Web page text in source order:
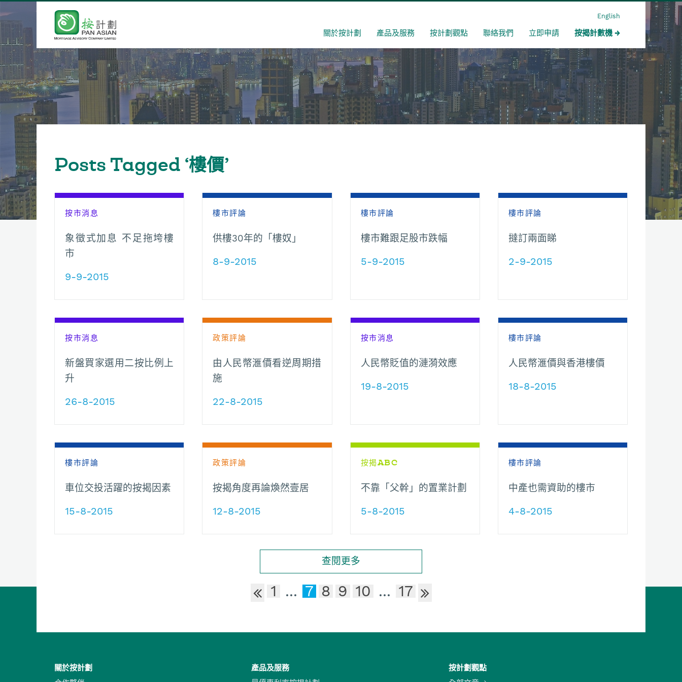
English
關於按計劃 產品及服務 按計劃觀點 聯絡我們 立即申請 按揭計數機
Posts Tagged ‘樓價’
按市消息
象徵式加息 不足拖垮樓
市
9-9-2015
樓市評論
供樓30年的「樓奴」
8-9-2015
樓市評論
樓市難跟足股市跌幅
5-9-2015
樓市評論
撻訂兩面睇
2-9-2015
按市消息
新盤買家選用二按比例上
升
26-8-2015
政策評論
由人民幣滙價看逆周期措
施
22-8-2015
按市消息
人民幣貶值的漣漪效應
19-8-2015
樓市評論
人民幣滙價與香港樓價
18-8-2015
樓市評論
車位交投活躍的按揭因素
15-8-2015
政策評論
按揭角度再論煥然壹居
12-8-2015
按揭ABC
不靠「父幹」的置業計劃
5-8-2015
樓市評論
中產也需資助的樓市
4-8-2015
查閱更多
1 ... 7 8 9 10 ... 17
關於按計劃 產品及服務 按計劃觀點